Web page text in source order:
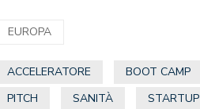
EUROPA
ACCELERATORE BOOT CAMP
PITCH
SANITÀ STARTUP